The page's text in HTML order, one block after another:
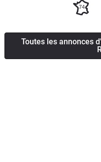
74
Toutes les annonces